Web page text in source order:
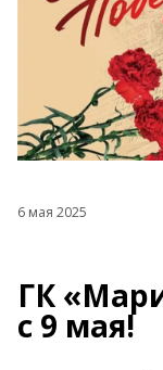
6 мая 2025
ГК
с 9 мая!